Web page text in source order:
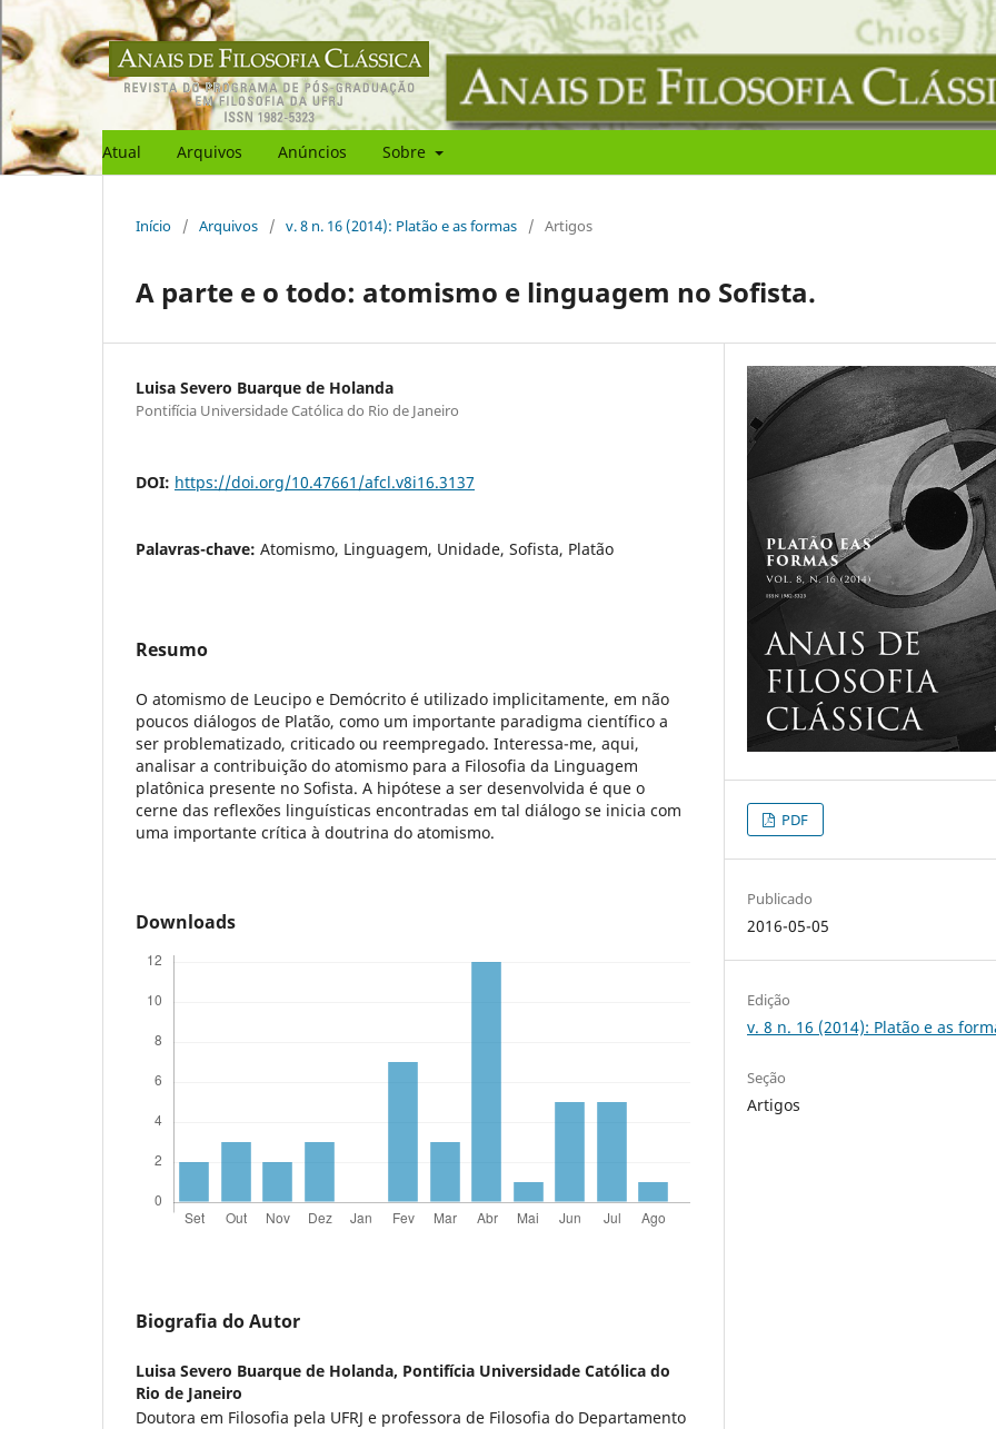
Atual Arquivos Anúncios Sobre
Início / Arquivos / v. 8 n. 16 (2014): Platão e as formas / Artigos
A parte e o todo: atomismo e linguagem no Sofista.
Luisa Severo Buarque de Holanda
Pontifícia Universidade Católica do Rio de Janeiro
DOI: https://doi.org/10.47661/afcl.v8i16.3137
Palavras-chave: Atomismo, Linguagem, Unidade, Sofista, Platão
Resumo
O atomismo de Leucipo e Demócrito é utilizado implicitamente, em não
poucos diálogos de Platão, como um importante paradigma científico a
ser problematizado, criticado ou reempregado. Interessa-me, aqui,
analisar a contribuição do atomismo para a Filosofia da Linguagem
platônica presente no Sofista. A hipótese a ser desenvolvida é que o
cerne das reflexões linguísticas encontradas em tal diálogo se inicia com
uma importante crítica à doutrina do atomismo.
Downloads
Biografia do Autor
Luisa Severo Buarque de Holanda, Pontifícia Universidade Católica do
Rio de Janeiro
Doutora em Filosofia pela UFRJ e professora de Filosofia do Departamento
PDF
Publicado
2016-05-05
Edição
v. 8 n. 16 (2014): Platão e as
Seção
Artigos